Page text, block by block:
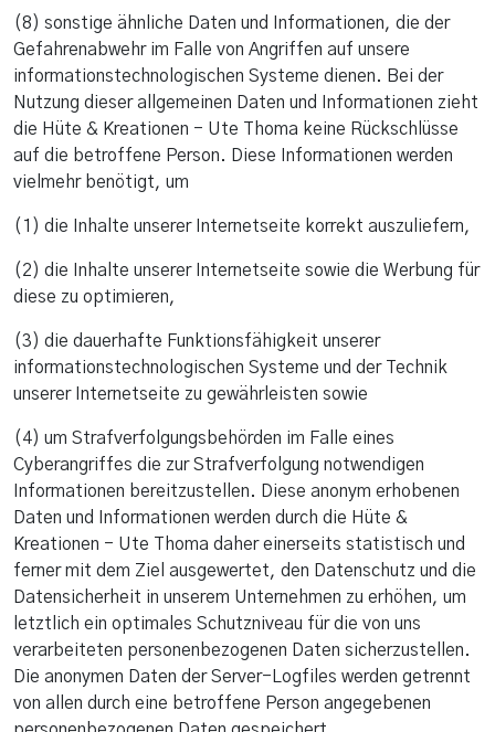
(8) sonstige ähnliche Daten und Informationen, die der
Gefahrenabwehr im Falle von Angriffen auf unsere
informationstechnologischen Systeme dienen. Bei der
Nutzung dieser allgemeinen Daten und Informationen zieht
die Hüte & Kreationen - Ute Thoma keine Rückschlüsse
auf die betroffene Person. Diese Informationen werden
vielmehr benötigt, um
(1) die Inhalte unserer Internetseite korrekt auszuliefern,
(2) die Inhalte unserer Internetseite sowie die Werbung für
diese zu optimieren,
(3) die dauerhafte Funktionsfähigkeit unserer
informationstechnologischen Systeme und der Technik
unserer Internetseite zu gewährleisten sowie
(4) um Strafverfolgungsbehörden im Falle eines
Cyberangriffes die zur Strafverfolgung notwendigen
Informationen bereitzustellen. Diese anonym erhobenen
Daten und Informationen werden durch die Hüte &
Kreationen - Ute Thoma daher einerseits statistisch und
ferner mit dem Ziel ausgewertet, den Datenschutz und die
Datensicherheit in unserem Unternehmen zu erhöhen, um
letztlich ein optimales Schutzniveau für die von uns
verarbeiteten personenbezogenen Daten sicherzustellen.
Die anonymen Daten der Server-Logfiles werden getrennt
von allen durch eine betroffene Person angegebenen